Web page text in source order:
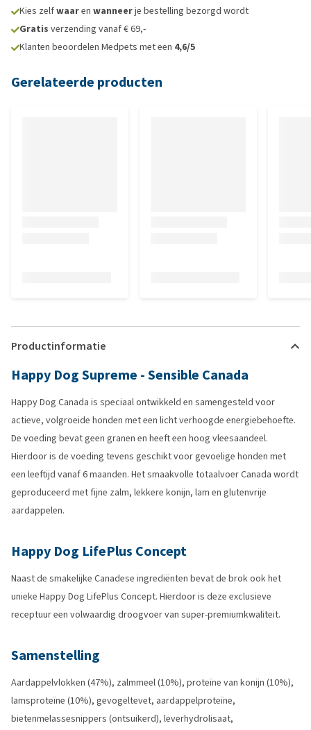
Kies zelfwaaren wanneerje bestelling bezorgd wordt
Gratis verzending vanaf € 69,-
Klanten beoordelen Medpets met een 4,6/5
Gerelateerde producten
Productinformatie
Happy Dog Supreme - Sensible Canada
Happy Dog Canada is speciaal ontwikkeld en samengesteld voor
actieve, volgroeide honden met een licht verhoogde energiebehoefte.
De voeding bevat geen granen en heeft een hoog vleesaandeel.
Hierdoor is de voeding tevens geschikt voor gevoelige honden met
een leeftijd vanaf 6 maanden. Het smaakvolle totaalvoer Canada wordt
geproduceerd met fijne zalm, lekkere konijn, lam en glutenvrije
aardappelen.
Happy Dog LifePlus Concept
Naast de smakelijke Canadese ingrediënten bevat de brok ook het
unieke Happy Dog LifePlus Concept. Hierdoor is deze exclusieve
receptuur een volwaardig droogvoer van super-premiumkwaliteit.
Samenstelling
Aardappelvlokken (47%), zalmmeel (10%), proteïne van konijn (10%),
lamsproteïne (10%), gevogeltevet, aardappelproteïne,
bietenmelassesnippers (ontsuikerd), leverhydrolisaat,